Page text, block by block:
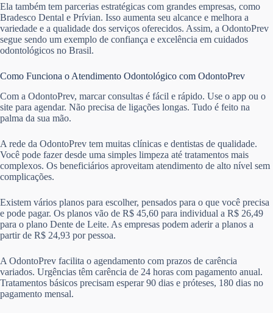
Ela também tem parcerias estratégicas com grandes empresas, como
Bradesco Dental e Prívian. Isso aumenta seu alcance e melhora a
variedade e a qualidade dos serviços oferecidos. Assim, a OdontoPrev
segue sendo um exemplo de confiança e excelência em cuidados
odontológicos no Brasil.
Como Funciona o Atendimento Odontológico com OdontoPrev
Com a OdontoPrev, marcar consultas é fácil e rápido. Use o app ou o
site para agendar. Não precisa de ligações longas. Tudo é feito na
palma da sua mão.
A rede da OdontoPrev tem muitas clínicas e dentistas de qualidade.
Você pode fazer desde uma simples limpeza até tratamentos mais
complexos. Os beneficiários aproveitam atendimento de alto nível sem
complicações.
Existem vários planos para escolher, pensados para o que você precisa
e pode pagar. Os planos vão de R$ 45,60 para individual a R$ 26,49
para o plano Dente de Leite. As empresas podem aderir a planos a
partir de R$ 24,93 por pessoa.
A OdontoPrev facilita o agendamento com prazos de carência
variados. Urgências têm carência de 24 horas com pagamento anual.
Tratamentos básicos precisam esperar 90 dias e próteses, 180 dias no
pagamento mensal.